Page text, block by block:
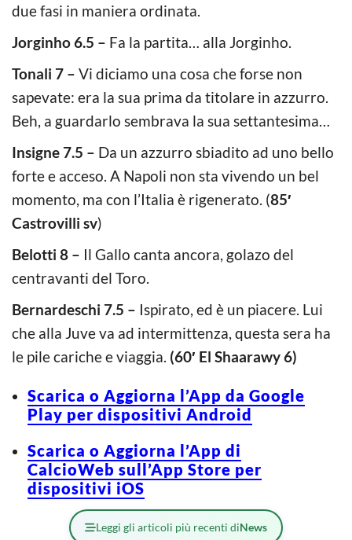
due fasi in maniera ordinata.
Jorginho 6.5 – Fa la partita… alla Jorginho.
Tonali 7 – Vi diciamo una cosa che forse non
sapevate: era la sua prima da titolare in azzurro.
Beh, a guardarlo sembrava la sua settantesima…
Insigne 7.5 – Da un azzurro sbiadito ad uno bello
forte e acceso. A Napoli non sta vivendo un bel
momento, ma con l’Italia è rigenerato. (85′
Castrovilli sv)
Belotti 8 – Il Gallo canta ancora, golazo del
centravanti del Toro.
Bernardeschi 7.5 – Ispirato, ed è un piacere. Lui
che alla Juve va ad intermittenza, questa sera ha
le pile cariche e viaggia. (60′ El Shaarawy 6)
Scarica o Aggiorna l’App da Google
Play per dispositivi Android
Scarica o Aggiorna l’App di
CalcioWeb sull’App Store per
dispositivi iOS
Leggi gli articoli più recenti diNews